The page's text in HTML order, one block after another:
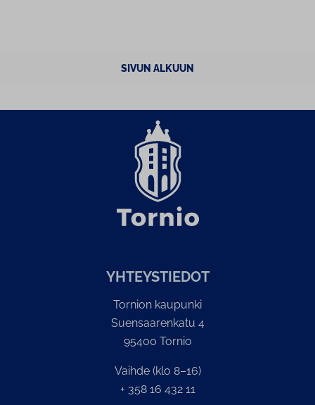
SIVUN ALKUUN
YH­TEYS­TIE­DOT
Tornion kaupunki
Suensaarenkatu 4
95400 Tornio
Vaihde (klo 8–16)
+ 358 16 432 11